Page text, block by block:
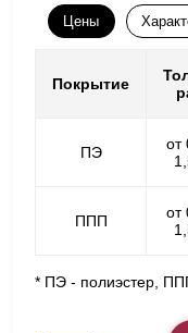
Цены
Покрытие
ПЭ
от
ППП
от
* ПЭ - полиэстер,